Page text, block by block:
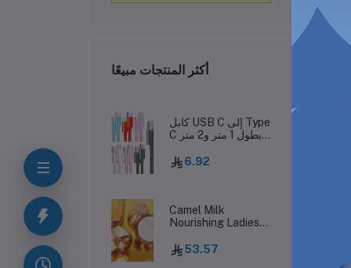
أكثر المنتجات مبيعًا
كابل USB C إلى Type
C بطول 1 متر و2 متر
قماش معدني مضفر
من النايلون من نوع C
S10 S20 S23 S24
Utral HTC LG
15pro
6.92
Camel Milk
Nourishing Ladies
Concealer
Moisturizing Anti-
53.57